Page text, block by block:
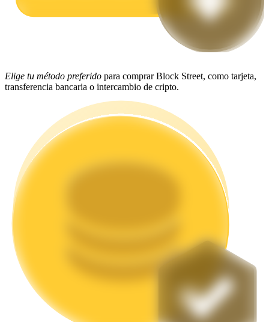
Staking
Alta rentabilidad y acceso instantáneo
Participación flexible para ganar tokens populares
Elige tu método preferido para comprar Block Street, como tarjeta,
transferencia bancaria o intercambio de cripto.